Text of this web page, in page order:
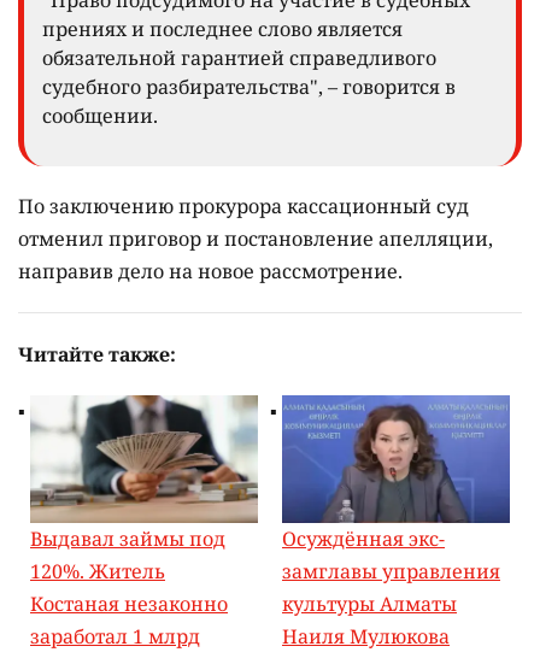
прениях и последнее слово является
обязательной гарантией справедливого
судебного разбирательства", – говорится в
сообщении.
По заключению прокурора кассационный суд
отменил приговор и постановление апелляции,
направив дело на новое рассмотрение.
Читайте также:
Выдавал займы под
120%. Житель
Костаная незаконно
заработал 1 млрд
Осуждённая экс-
замглавы управления
культуры Алматы
Наиля Мулюкова